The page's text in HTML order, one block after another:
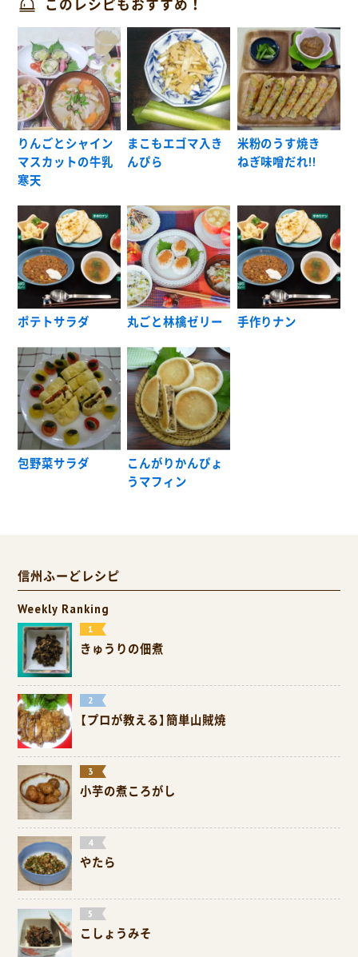
このレシピもおすすめ！
りんごとシャイン
マスカットの牛乳
寒天
まこもエゴマ入き
んぴら
米粉のうす焼き
ねぎ味噌だれ!!
ポテトサラダ 丸ごと林檎ゼリー 手作りナン
包野菜サラダ
こんがりかんぴょ
うマフィン
信州ふーどレシピ
Weekly Ranking
きゅうりの佃煮
【プロが教える】簡単山賊焼
小芋の煮ころがし
やたら
こしょうみそ